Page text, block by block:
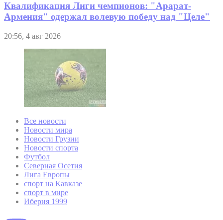
Квалификация Лиги чемпионов: "Арарат-
Армения" одержал волевую победу над "Целе"
20:56, 4 авг 2026
Все новости
Новости мира
Новости Грузии
Новости спорта
Футбол
Северная Осетия
Лига Европы
спорт на Кавказе
спорт в мире
Иберия 1999